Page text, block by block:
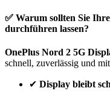
✅ Warum sollten Sie
durchführen lassen?
OnePlus Nord 2 5G
schnell, zuverlässig und
✔ Display bleibt